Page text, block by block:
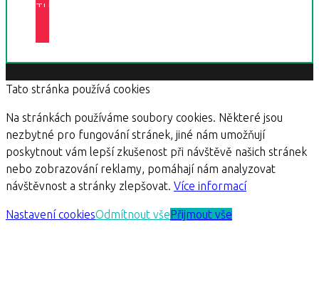
TUDY DO FB SKUPINKY
Tato stránka používá cookies
Na stránkách používáme soubory cookies. Některé jsou
nezbytné pro fungování stránek, jiné nám umožňují
poskytnout vám lepší zkušenost při návštěvě našich stránek
nebo zobrazování reklamy, pomáhají nám analyzovat
návštěvnost a stránky zlepšovat. Více informací
Nastavení cookiesOdmítnout všePřijmout vše